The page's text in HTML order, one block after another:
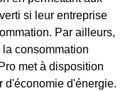
si leur entreprise
Par ailleurs,
consommation
met à disposition
d'économie d'énergie.